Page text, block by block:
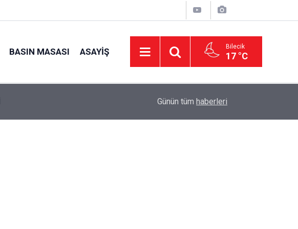
BASIN MASASI ASAYIŞ Bilecik
17 °C
CHP Genel Başkan Yardımcısı Erbay:
Günün tüm haberleri